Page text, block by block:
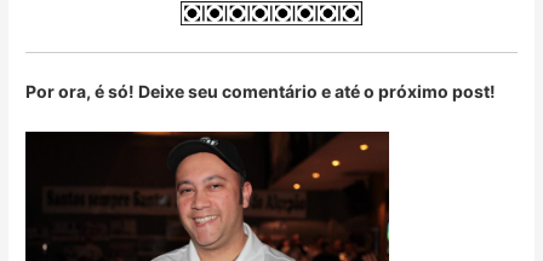
Por ora, é só! Deixe seu comentário e até o próximo post!